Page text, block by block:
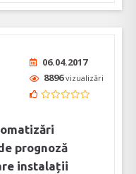
06.04.2017
8896vizualizări
prognoză
instalații